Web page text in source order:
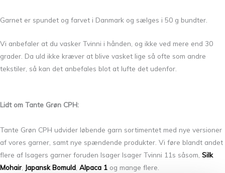
Garnet er spundet og farvet i Danmark og sælges i 50 g bundter.
Vi anbefaler at du vasker Tvinni i hånden, og ikke ved mere end 30
grader. Da uld ikke kræver at blive vasket lige så ofte som andre
tekstiler, så kan det anbefales blot at lufte det udenfor.
Lidt om Tante Grøn CPH:
Tante Grøn CPH udvider løbende garn sortimentet med nye versioner
af vores garner, samt nye spændende produkter. Vi føre blandt andet
flere af Isagers garner foruden Isager Isager Tvinni 11s såsom, Silk
Mohair, Japansk Bomuld Alpaca 1 og mange flere.